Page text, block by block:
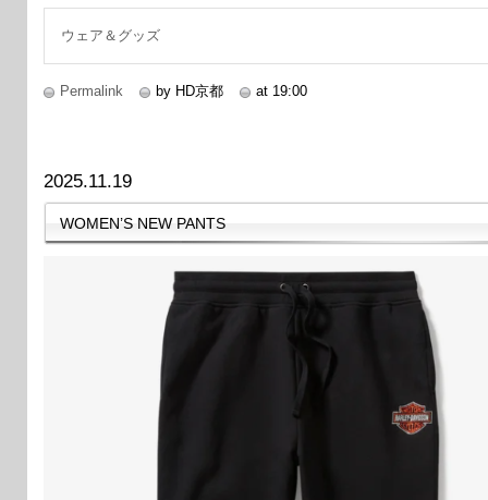
ウェア＆グッズ
Permalink by HD京都 at 19:00
2025.11.19
WOMEN’S NEW PANTS